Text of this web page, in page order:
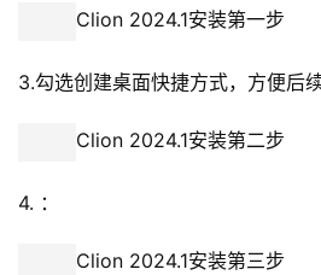
Clion 2024.1安装第一步
3.勾选创建桌面快捷方式，方便后
Clion 2024.1安装第二步
4. ：
Clion 2024.1安装第三步